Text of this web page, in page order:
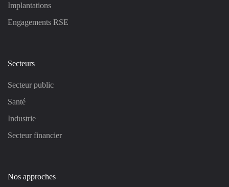
Implantations
Engagements RSE
Secteurs
Secteur public
Santé
Industrie
Secteur financier
Nos approches